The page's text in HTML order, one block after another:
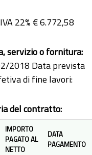
22% € 6.772,58
servizio o fornitura:
2018 Data prevista
di fine lavori:
del contratto:
IMPORTO
PAGATO AL
NETTO
DATA
PAGAMENTO